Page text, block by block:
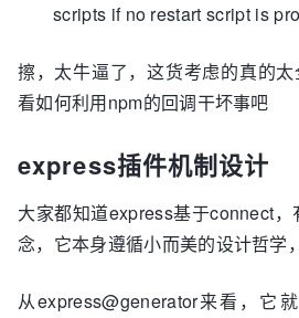
scripts if no restart script is
擦，太牛逼了，这货考虑的真的
看如何利用npm的回调干坏事吧
express插件机制设计
大家都知道express基于connect
念，它本身遵循小而美的设计哲学
从express@generator来看，它